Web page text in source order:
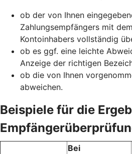
ob der von Ihnen
Zahlungsempfängers mit
Kontoinhabers vollständig
ob es ggf. eine leichte
Anzeige der richtigen
ob die von Ihnen
abweichen.
Beispiele für die
Bei